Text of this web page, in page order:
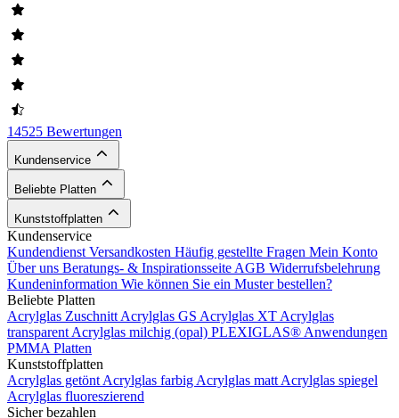
14525 Bewertungen
Kundenservice
Beliebte Platten
Kunststoffplatten
Kundenservice
Kundendienst Versandkosten Häufig gestellte Fragen Mein Konto
Über uns Beratungs- & Inspirationsseite AGB Widerrufsbelehrung
Kundeninformation Wie können Sie ein Muster bestellen?
Beliebte Platten
Acrylglas Zuschnitt Acrylglas GS Acrylglas XT Acrylglas
transparent Acrylglas milchig (opal) PLEXIGLAS® Anwendungen
PMMA Platten
Kunststoffplatten
Acrylglas getönt Acrylglas farbig Acrylglas matt Acrylglas spiegel
Acrylglas fluoreszierend
Sicher bezahlen